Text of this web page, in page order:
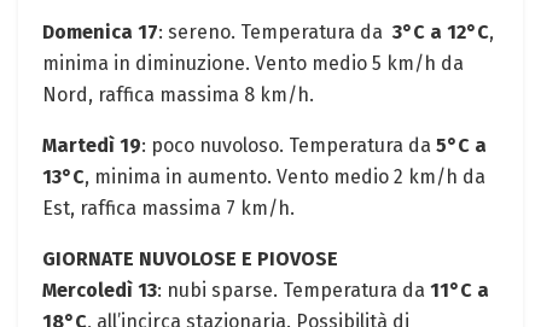
Domenica 17: sereno. ‍Temperatura ⁤da ⁤ 3°C a 12°C,
minima in diminuzione. Vento medio ⁤5 km/h da​
Nord, raffica massima 8⁤ km/h.
Martedì 19:⁤ poco⁢ nuvoloso. Temperatura da‍ 5°C a
13°C, minima⁤ in aumento. Vento medio 2 km/h ⁢da
Est, raffica massima 7 km/h.
GIORNATE ⁤NUVOLOSE E PIOVOSE
Mercoledì 13: nubi sparse.⁤ Temperatura da 11°C a
18°C,​ all’incirca stazionaria. Possibilità di